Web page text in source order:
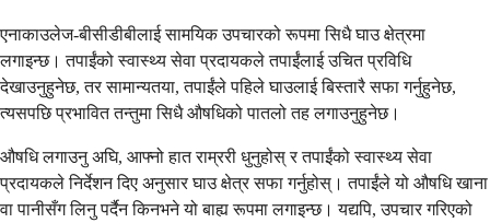
एनाकाउलेज-बीसीडीबीलाई सामयिक उपचारको रूपमा सिधै घाउ क्षेत्रमा
लगाइन्छ। तपाईंको स्वास्थ्य सेवा प्रदायकले तपाईंलाई उचित प्रविधि
देखाउनुहुनेछ, तर सामान्यतया, तपाईंले पहिले घाउलाई बिस्तारै सफा गर्नुहुनेछ,
त्यसपछि प्रभावित तन्तुमा सिधै औषधिको पातलो तह लगाउनुहुनेछ।
औषधि लगाउनु अघि, आफ्नो हात राम्ररी धुनुहोस् र तपाईंको स्वास्थ्य सेवा
प्रदायकले निर्देशन दिए अनुसार घाउ क्षेत्र सफा गर्नुहोस्। तपाईंले यो औषधि खाना
वा पानीसँग लिनु पर्दैन किनभने यो बाह्य रूपमा लगाइन्छ। यद्यपि, उपचार गरिएको